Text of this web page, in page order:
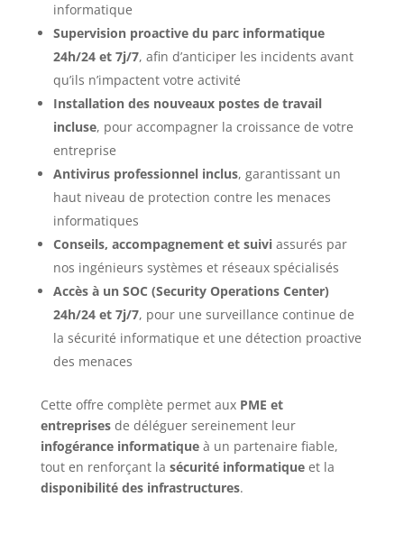
informatique
Supervision proactive du parc informatique
24h/24 et 7j/7, afin d’anticiper les incidents avant
qu’ils n’impactent votre activité
Installation des nouveaux postes de travail
incluse, pour accompagner la croissance de votre
entreprise
Antivirus professionnel inclus, garantissant un
haut niveau de protection contre les menaces
informatiques
Conseils, accompagnement et suiviassurés par
nos ingénieurs systèmes et réseaux spécialisés
Accès à un SOC (Security Operations Center)
24h/24 et 7j/7, pour une surveillance continue de
la sécurité informatique et une détection proactive
des menaces
Cette offre complète permet aux PME et
entreprisesde déléguer sereinement leur
infogérance informatiqueà un partenaire fiable,
tout en renforçant la sécurité informatiqueet la
disponibilité des infrastructures.